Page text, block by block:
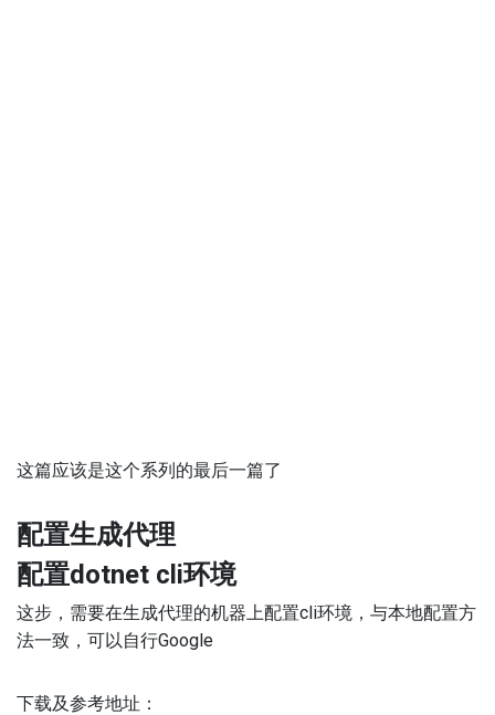
这篇应该是这个系列的最后一篇了
配置生成代理
配置dotnet cli环境
这步，需要在生成代理的机器上配置cli环境，与本地配置方
法一致，可以自行Google
下载及参考地址：